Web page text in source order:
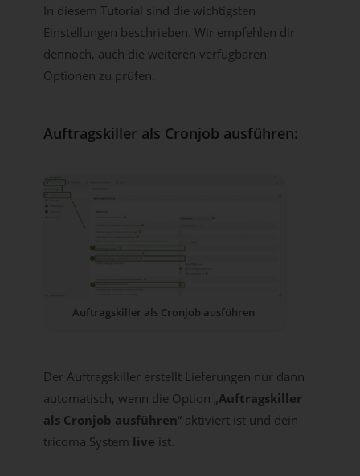
In diesem Tutorial sind die wichtigsten
Einstellungen beschrieben. Wir empfehlen dir
dennoch, auch die weiteren verfügbaren
Optionen zu prüfen.
Auftragskiller als Cronjob ausführen:
Auftragskiller als Cronjob ausführen
Der Auftragskiller erstellt Lieferungen nur dann
automatisch, wenn die Option „Auftragskiller
als Cronjob ausführen“ aktiviert ist und dein
tricoma System live ist.